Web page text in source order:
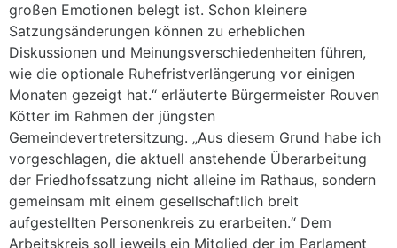
großen Emotionen belegt ist. Schon kleinere
Satzungsänderungen können zu erheblichen
Diskussionen und Meinungsverschiedenheiten führen,
wie die optionale Ruhefristverlängerung vor einigen
Monaten gezeigt hat.“ erläuterte Bürgermeister Rouven
Kötter im Rahmen der jüngsten
Gemeindevertretersitzung. „Aus diesem Grund habe ich
vorgeschlagen, die aktuell anstehende Überarbeitung
der Friedhofssatzung nicht alleine im Rathaus, sondern
gemeinsam mit einem gesellschaftlich breit
aufgestellten Personenkreis zu erarbeiten.“ Dem
Arbeitskreis soll jeweils ein Mitglied der im Parlament